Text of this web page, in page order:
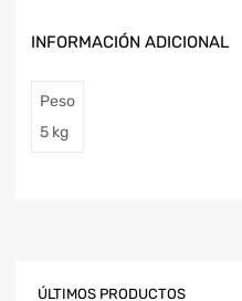
INFORMACIÓN ADICIONAL
Peso
5 kg
ÚLTIMOS PRODUCTOS